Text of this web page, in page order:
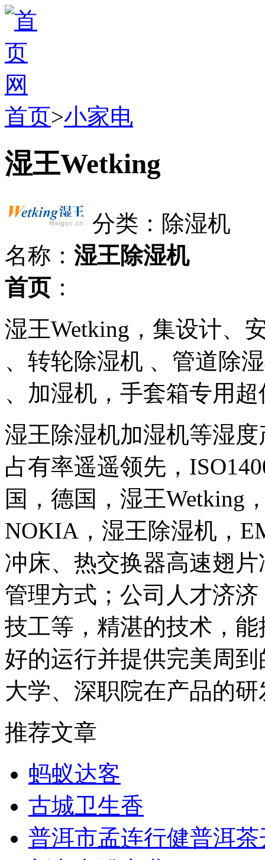
首页>小家电
湿王Wetking
分类：除湿机
名称： 湿王除湿机
首页 ：
湿王Wetking，集设计、
、转轮除湿机 、管道除
、加湿机，手套箱专用
湿王除湿机加湿机等湿
占有率遥遥领先，
国，德国，湿王Wetking
NOKIA，湿王除湿机，
冲床、热交换器高速翅
管理方式；公司人才济
技工等，精湛的技术，
好的运行并提供完美周
大学、深职院在产品的
推荐文章
蚂蚁达客
古城卫生香
普洱市孟连行健普洱茶